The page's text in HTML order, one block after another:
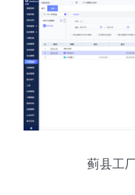
蓟县工